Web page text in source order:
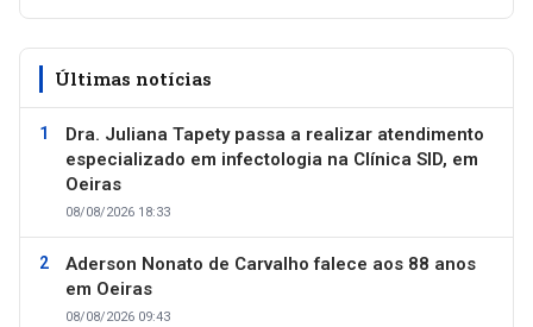
Últimas notícias
Dra. Juliana Tapety passa a realizar atendimento
especializado em infectologia na Clínica SID, em
Oeiras
08/08/2026 18:33
Aderson Nonato de Carvalho falece aos 88 anos
em Oeiras
08/08/2026 09:43